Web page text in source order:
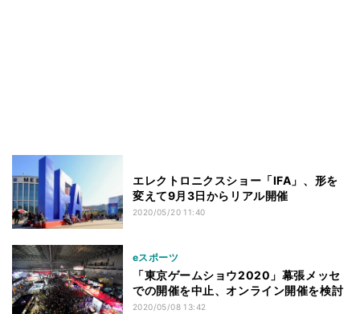
エレクトロニクスショー「IFA」、形を
変えて9月3日からリアル開催
2020/05/20 11:40
eスポーツ
「東京ゲームショウ2020」幕張メッセ
での開催を中止、オンライン開催を検討
2020/05/08 13:42